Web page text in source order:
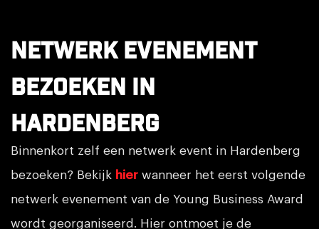
Netwerk evenement
bezoeken in
Hardenberg
Binnenkort zelf een netwerk event in Hardenberg
bezoeken? Bekijk hier wanneer het eerst volgende
netwerk evenement van de Young Business Award
wordt georganiseerd. Hier ontmoet je de